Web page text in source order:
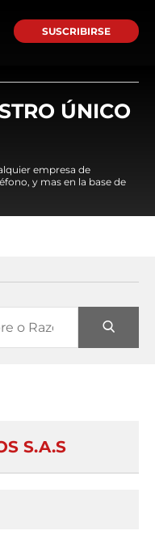
SUSCRIBIRSE
ÚNICO
empresa de
y mas en la base de
S.A.S